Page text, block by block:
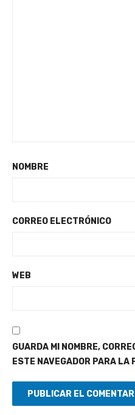
NOMBRE
CORREO ELECTRÓNICO
WEB
GUARDA MI NOMBRE,
ESTE NAVEGADOR PARA LA